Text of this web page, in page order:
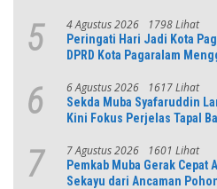
5 4 Agustus 2026 1798 Lihat
Peringati Hari Jadi Kota
DPRD Kota Pagaralam
6 6 Agustus 2026 1617 Lihat
Sekda Muba Syafaruddin
Kini Fokus Perjelas Tapal
7 7 Agustus 2026 1601 Lihat
Pemkab Muba Gerak Cepat
Sekayu dari Ancaman